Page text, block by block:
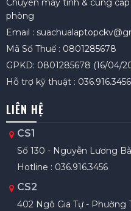
phòng
Email :
Mã Số Thuế : 0801285678
GPKD: 0801285678 (16/04/
Hỗ trợ kỹ thuật :
LIÊN HỆ
CS1
Số 130 - Nguyễn Lương
Hotline : 036.916.3456
CS2
402 Ngô Gia Tự - Phường